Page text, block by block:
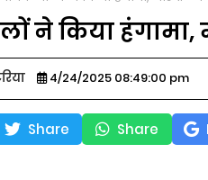
ने किया हंगामा,
4/24/2025 08:49:00 pm
Share Share